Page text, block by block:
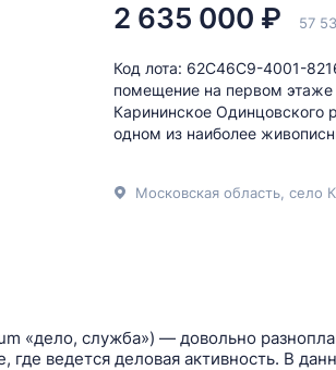
2 635 000 ₽ 57
Код лота: 62C46C9-4001-
помещение на первом
Карининское Одинцовского
одном из наиболее
Московская область, село
«дело, служба») — довольно
ведется деловая активность. В